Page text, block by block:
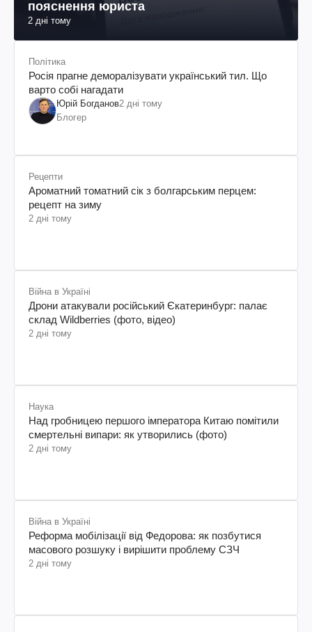
пояснення юриста
2 дні тому
Політика
Росія прагне деморалізувати український тил. Що
варто собі нагадати
Юрій Богданов2 дні тому
Блогер
Рецепти
Ароматний томатний сік з болгарським перцем:
рецепт на зиму
2 дні тому
Війна в Україні
Дрони атакували російський Єкатеринбург: палає
склад Wildberries (фото, відео)
2 дні тому
Наука
Над гробницею першого імператора Китаю помітили
смертельні випари: як утворились (фото)
2 дні тому
Війна в Україні
Реформа мобілізації від Федорова: як позбутися
масового розшуку і вирішити проблему СЗЧ
2 дні тому